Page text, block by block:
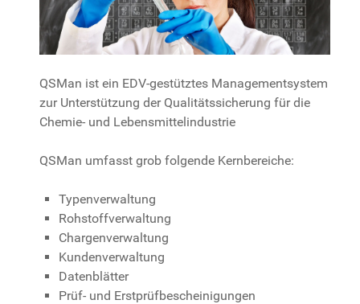
QSMan ist ein EDV-gestütztes Managementsystem
zur Unterstützung der Qualitätssicherung für die
Chemie- und Lebensmittelindustrie
QSMan umfasst grob folgende Kernbereiche:
Typenverwaltung
Rohstoffverwaltung
Chargenverwaltung
Kundenverwaltung
Datenblätter
Prüf- und Erstprüfbescheinigungen